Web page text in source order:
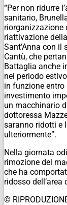
“Per non ridurre
sanitario,
riorganizzazione
riattivazione
Sant’Anna con il
Cantù, che
Battaglia anche
nel periodo
in funzione entro
investimento
un macchinario
dottoressa
saranno ridotti e
ulteriormente”.
Nella giornata
rimozione del
che ha
ridosso dell’area
©